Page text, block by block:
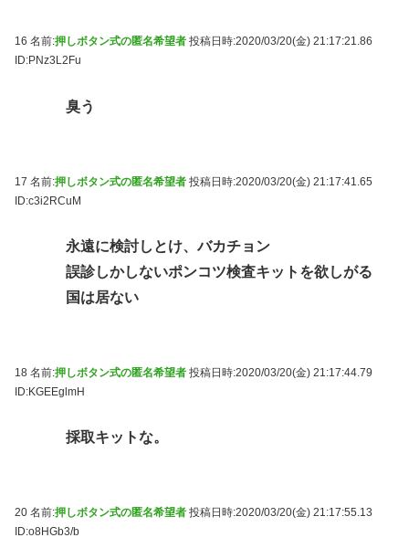
16 名前:押しボタン式の匿名希望者 投稿日時:2020/03/20(金) 21:17:21.86
ID:PNz3L2Fu
臭う
17 名前:押しボタン式の匿名希望者 投稿日時:2020/03/20(金) 21:17:41.65
ID:c3i2RCuM
永遠に検討しとけ、バカチョン
誤診しかしないポンコツ検査キットを欲しがる
国は居ない
18 名前:押しボタン式の匿名希望者 投稿日時:2020/03/20(金) 21:17:44.79
ID:KGEEglmH
採取キットな。
20 名前:押しボタン式の匿名希望者 投稿日時:2020/03/20(金) 21:17:55.13
ID:o8HGb3/b